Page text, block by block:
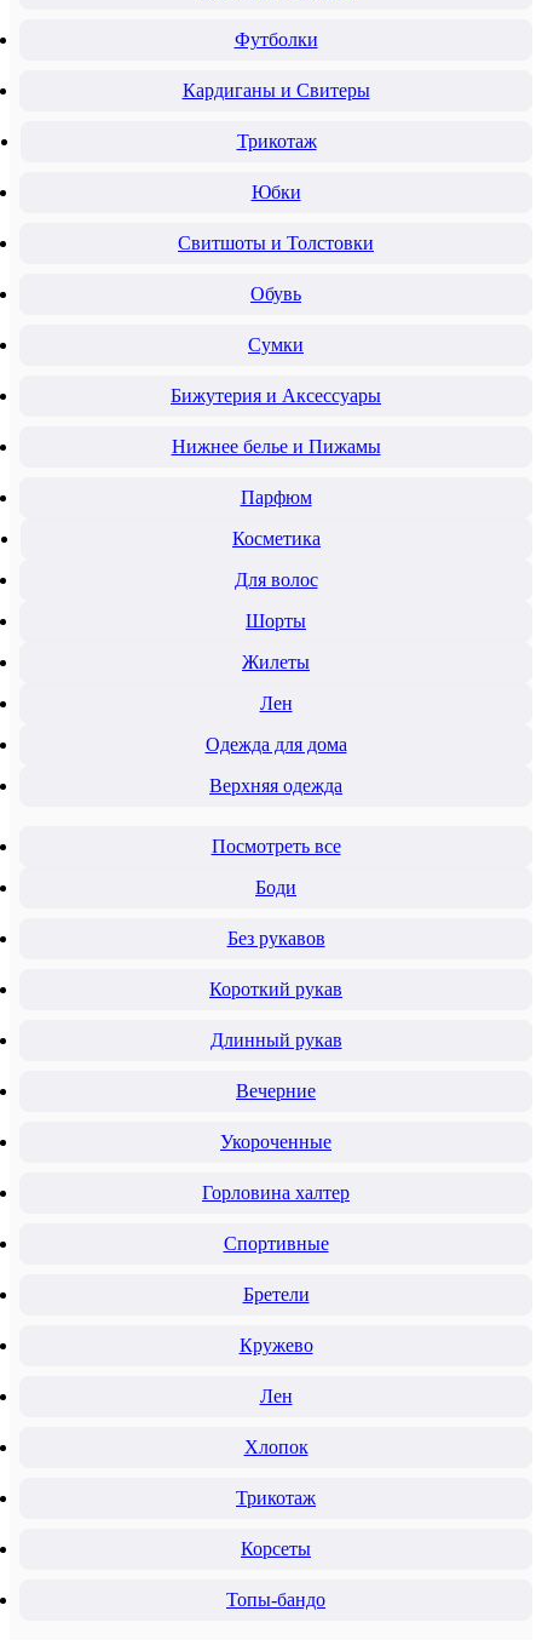
Футболки
Кардиганы и Свитеры
Трикотаж
Юбки
Свитшоты и Толстовки
Обувь
Сумки
Бижутерия и Аксессуары
Нижнее белье и Пижамы
Парфюм
Косметика
Для волос
Шорты
Жилеты
Лен
Одежда для дома
Верхняя одежда
Посмотреть все
Боди
Без рукавов
Короткий рукав
Длинный рукав
Вечерние
Укороченные
Горловина халтер
Спортивные
Бретели
Кружево
Лен
Хлопок
Трикотаж
Корсеты
Топы-бандо